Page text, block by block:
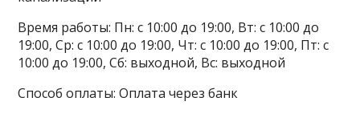
Время работы: Пн: с 10:00 до 19:00, Вт: с 10:00 до
19:00, Ср: с 10:00 до 19:00, Чт: с 10:00 до 19:00, Пт: с
10:00 до 19:00, Сб: выходной, Вс: выходной
Способ оплаты: Оплата через банк